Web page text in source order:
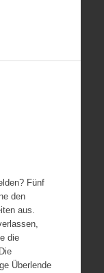
Fünf
den
aus.
die
Überlende